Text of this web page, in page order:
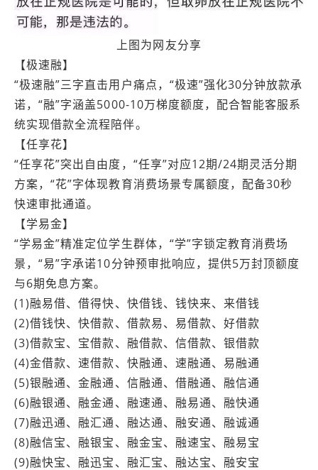
上图为网友分享
【极速融】
“极速融”三字直击用户痛点，“极速”强化30分钟放款承
诺，“融”字涵盖5000-10万梯度额度，配合智能客服系
统实现借款全流程陪伴。
【任享花】
“任享花”突出自由度，“任享”对应12期/24期灵活分期
方案，“花”字体现教育消费场景专属额度，配备30秒
快速审批通道。
【学易金】
“学易金”精准定位学生群体，“学”字锁定教育消费场
景，“易”字承诺10分钟预审批响应，提供5万封顶额度
与6期免息方案。
(1)融易借、借得快、快借钱、钱快来、来借钱
(2)借钱快、快借款、借款易、易借款、好借款
(3)借款宝、宝借款、融借款、信借款、银借款
(4)金借款、速借款、快融通、速融通、易融通
(5)银融通、金融通、信融通、借融通、融信通
(6)融银通、融金通、融速通、融易通、融快通
(7)融迅通、融汇通、融达通、融安通、融诚通
(8)融信宝、融银宝、融金宝、融速宝、融易宝
(9)融快宝、融迅宝、融汇宝、融达宝、融安宝